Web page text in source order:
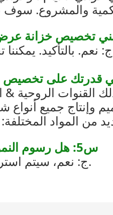
القنوات الروحية
وإنتاج جميع أنواع
س5: هل رسوم النموذج الأولي قابلة للاسترداد؟
ج: نعم، سيتم استرداد التكلفة مع عملية الإنتاج.